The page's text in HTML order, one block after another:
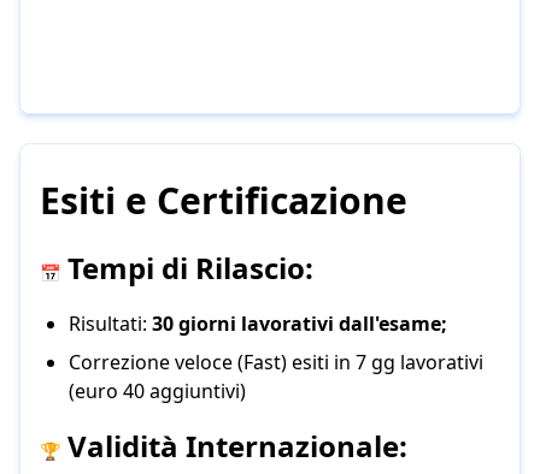
Esiti e Certificazione
📅 Tempi di Rilascio:
Risultati: 30 giorni lavorativi dall'esame;
Correzione veloce (Fast) esiti in 7 gg lavorativi
(euro 40 aggiuntivi)
🏆 Validità Internazionale: